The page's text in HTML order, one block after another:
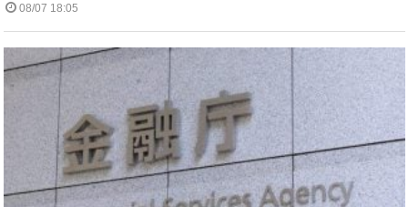
08/07 18:05